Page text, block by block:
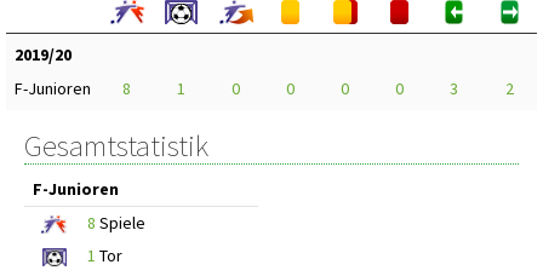
2019/20
F-Junioren
8 1 0 0 0 0 3 2
Gesamtstatistik
F-Junioren
8 Spiele
1 Tor